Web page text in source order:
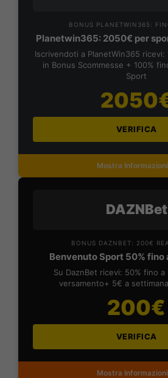
BONUS PLANETWIN365:
Planetwin365: 2050€ per
Iscrivendoti a PlanetWin365
in Bonus Scommesse + 100%
Sport
VERIFICA
Mostra Informazioni
DAZNBet
BONUS DAZNBET: 200€
Benvenuto Sport 50% fino
Su DaznBet ricevi: 50% fino
versamento+ 5€ a
200€
VERIFICA
Mostra Informazioni